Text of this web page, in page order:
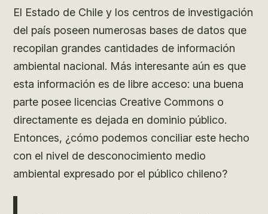
El Estado de Chile y los centros de investigación
del país poseen numerosas bases de datos que
recopilan grandes cantidades de información
ambiental nacional. Más interesante aún es que
esta información es de libre acceso: una buena
parte posee licencias Creative Commons o
directamente es dejada en dominio público.
Entonces, ¿cómo podemos conciliar este hecho
con el nivel de desconocimiento medio
ambiental expresado por el público chileno?